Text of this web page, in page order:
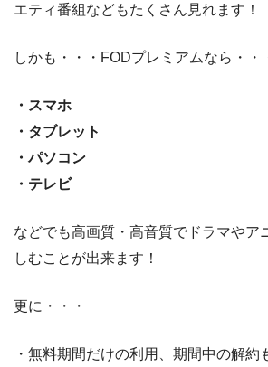
エティ番組などもたくさん見れます！
しかも・・・FODプレミアムなら・・
・スマホ
・タブレット
・パソコン
・テレビ
などでも高画質・高音質でドラマやア
しむことが出来ます！
更に・・・
・無料期間だけの利用、期間中の解約